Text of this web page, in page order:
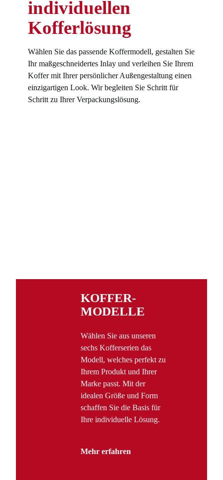
individuellen
Kofferlösung
Wählen Sie das passende Koffermodell, gestalten Sie
Ihr maßgeschneidertes Inlay und verleihen Sie Ihrem
Koffer mit Ihrer persönlicher Außengestaltung einen
einzigartigen Look. Wir begleiten Sie Schritt für
Schritt zu Ihrer Verpackungslösung.
KOFFER­
MODELLE
Wählen Sie aus unseren
sechs Kofferserien das
Modell, welches perfekt zu
Ihrem Produkt und Ihrer
Marke passt. Mit der
idealen Größe und Form
schaffen Sie die Basis für
Ihre individuelle Lösung.
Mehr erfahren